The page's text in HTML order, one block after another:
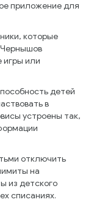
приложение для
которые
Чернышов
игры или
детей
в
устроены так,
отключить
на
из детского
списаниях.